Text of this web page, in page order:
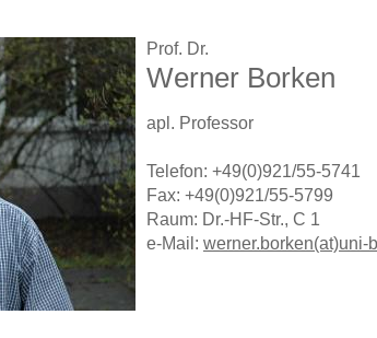
Prof. Dr.
Werner Borken
apl. Professor
Telefon: +49(0)921/55-5741
Fax: +49(0)921/55-5799
Raum: Dr.-HF-Str., C 1
e-Mail: werner.borken(at)uni-